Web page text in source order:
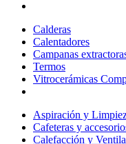
Calderas
Calentadores
Campanas
Termos
Vitrocerámicas
Aspiración y
Cafeteras y
Calefacción y